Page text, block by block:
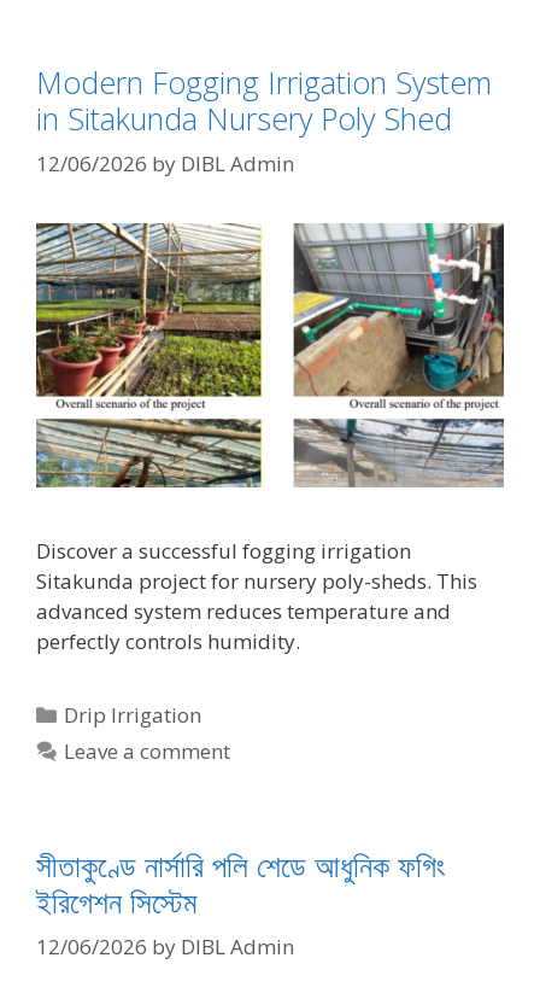
Modern Fogging Irrigation System
in Sitakunda Nursery Poly Shed
12/06/2026 by DIBL Admin
Discover a successful fogging irrigation
Sitakunda project for nursery poly-sheds. This
advanced system reduces temperature and
perfectly controls humidity.
Categories
Drip Irrigation
Leave a comment
সীতাকুণ্ডে নার্সারি পলি শেডে আধুনিক ফগিং
ইরিগেশন সিস্টেম
12/06/2026 by DIBL Admin